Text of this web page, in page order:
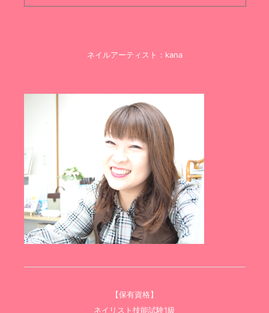
ネイルアーティスト：kana
【保有資格】
ネイリスト技能試験1級